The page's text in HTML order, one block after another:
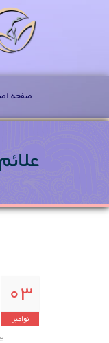
صفحه
03
نوامبر